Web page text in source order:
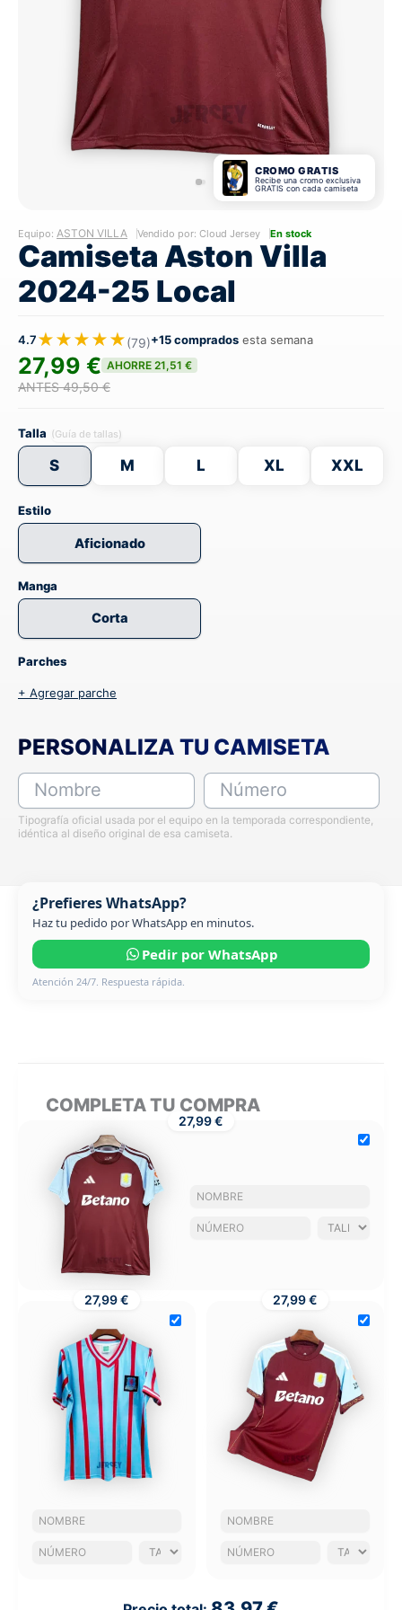
CROMO GRATIS
Recibe una cromo exclusiva
GRATIS con cada camiseta
Equipo: ASTON VILLA Vendido por: Cloud Jersey En stock
Camiseta Aston Villa
2024-25 Local
4.7★★★★★(79)+15 comprados esta semana
27,99 € AHORRE 21,51 €
ANTES 49,50 €
Talla (Guía de tallas)
S M L XL XXL
Estilo
Aficionado
Manga
Corta
Parches
+ Agregar parche
PERSONALIZA TU CAMISETA
Nombre Número
Tipografía oficial usada por el equipo en la temporada correspondiente,
idéntica al diseño original de esa camiseta.
¿Prefieres WhatsApp?
Haz tu pedido por WhatsApp en minutos.
Pedir por WhatsApp
Atención 24/7. Respuesta rápida.
COMPLETA TU COMPRA
27,99 €
27,99 € 27,99 €